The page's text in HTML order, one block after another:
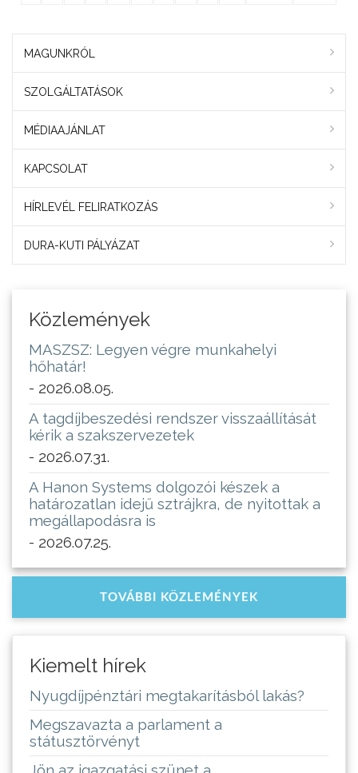
MAGUNKRÓL
SZOLGÁLTATÁSOK
MÉDIAAJÁNLAT
KAPCSOLAT
HÍRLEVÉL FELIRATKOZÁS
DURA-KUTI PÁLYÁZAT
Közlemények
MASZSZ: Legyen végre munkahelyi
hőhatár!
- 2026.08.05.
A tagdíjbeszedési rendszer visszaállítását
kérik a szakszervezetek
- 2026.07.31.
A Hanon Systems dolgozói készek a
határozatlan idejű sztrájkra, de nyitottak a
megállapodásra is
- 2026.07.25.
TOVÁBBI KÖZLEMÉNYEK
Kiemelt hírek
Nyugdíjpénztári megtakarításból lakás?
Megszavazta a parlament a
státusztörvényt